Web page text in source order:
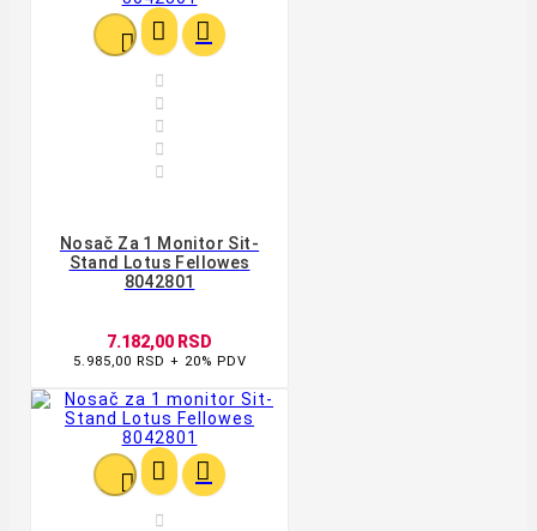
  





Nosač Za 1 Monitor Sit-
Stand Lotus Fellowes
8042801
7.182,00 RSD
5.985,00 RSD + 20% PDV
  
